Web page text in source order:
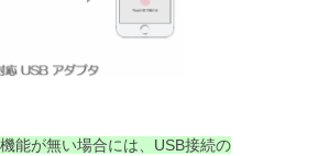
能が無い場合には、USB接続の